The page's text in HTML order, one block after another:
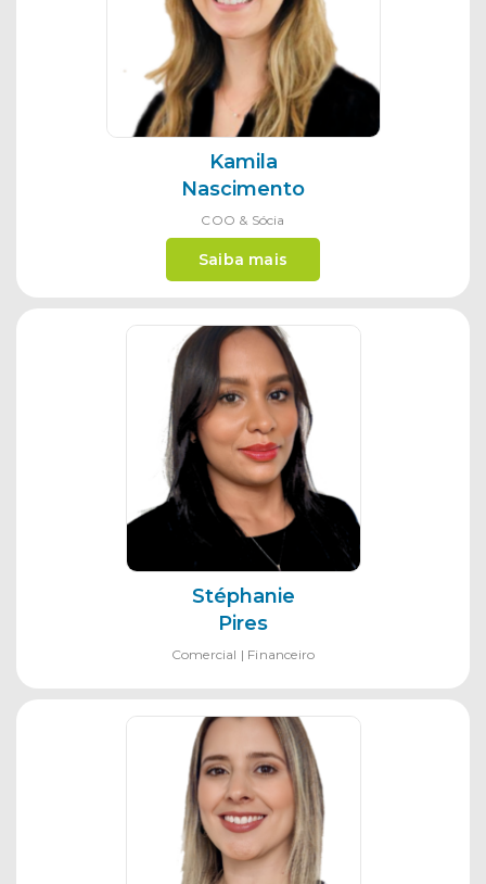
Kamila
Nascimento
COO & Sócia
Saiba mais
Stéphanie
Pires
Comercial | Financeiro